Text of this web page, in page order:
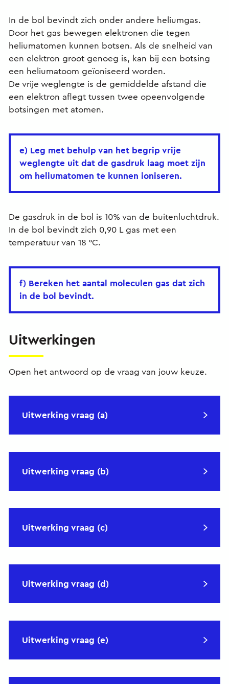
In de bol bevindt zich onder andere heliumgas.
Door het gas bewegen elektronen die tegen
heliumatomen kunnen botsen. Als de snelheid van
een elektron groot genoeg is, kan bij een botsing
een heliumatoom geïoniseerd worden.
De vrije weglengte is de gemiddelde afstand die
een elektron aflegt tussen twee opeenvolgende
botsingen met atomen.
e) Leg met behulp van het begrip vrije
weglengte uit dat de gasdruk laag moet zijn
om heliumatomen te kunnen ioniseren.
De gasdruk in de bol is 10% van de buitenluchtdruk.
In de bol bevindt zich 0,90 L gas met een
temperatuur van 18 °C.
f) Bereken het aantal moleculen gas dat zich
in de bol bevindt.
Uitwerkingen
Open het antwoord op de vraag van jouw keuze.
Uitwerking vraag (a)
Uitwerking vraag (b)
Uitwerking vraag (c)
Uitwerking vraag (d)
Uitwerking vraag (e)